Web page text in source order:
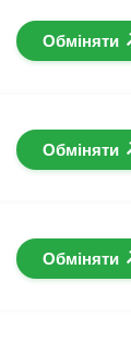
Обміняти
Обміняти
Обміняти